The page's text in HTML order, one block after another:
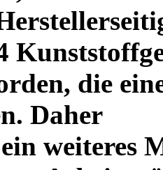
die
Daher
weiteres